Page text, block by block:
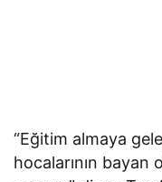
“Eğitim almaya
hocalarının bayan